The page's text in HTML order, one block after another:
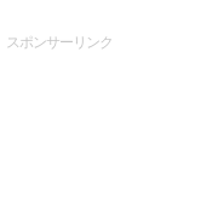
スポンサーリンク